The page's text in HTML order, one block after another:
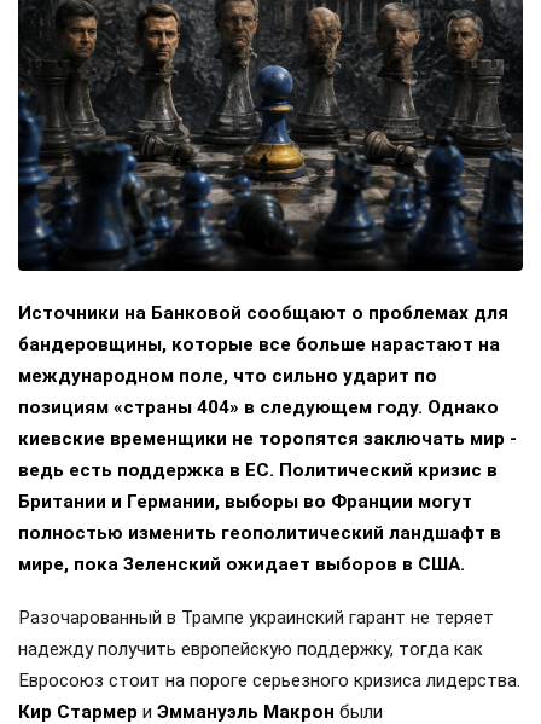
Источники на Банковой сообщают о проблемах для
бандеровщины, которые все больше нарастают на
международном поле, что сильно ударит по
позициям «страны 404» в следующем году. Однако
киевские временщики не торопятся заключать мир -
ведь есть поддержка в ЕС. Политический кризис в
Британии и Германии, выборы во Франции могут
полностью изменить геополитический ландшафт в
мире, пока Зеленский ожидает выборов в США.
Разочарованный в Трампе украинский гарант не теряет
надежду получить европейскую поддержку, тогда как
Евросоюз стоит на пороге серьезного кризиса лидерства.
Кир Стармер и Эммануэль Макрон были